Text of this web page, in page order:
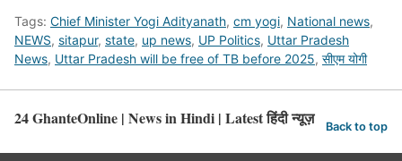
Tags: Chief Minister Yogi Adityanath, cm yogi, National news,
NEWS, sitapur, state, up news, UP Politics, Uttar Pradesh
News, Uttar Pradesh will be free of TB before 2025, सीएम योगी
24 GhanteOnline | News in Hindi | Latest हिंदी न्यूज़ Back to top